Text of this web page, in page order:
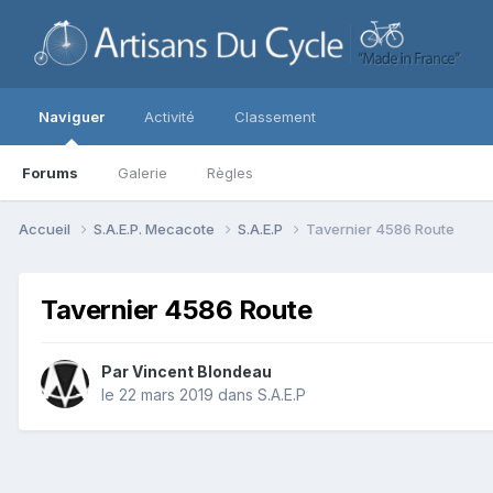
Naviguer
Forums Galerie Règles
Activité Classement
Accueil S.A.E.P. Mecacote S.A.E.P Tavernier 4586 Route
Tavernier 4586 Route
ParVincent Blondeau
le 22 mars 2019 dans S.A.E.P